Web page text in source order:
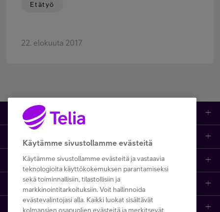
Etätyö
22. elokuuta 2017
Tuotteet
IT-palvelut
Yrittäjän palvelut
Julkishallinnolle
Etusivu
Yhteystiedot
Paikalliset yritysmyyjät
Opi ja inspiroidu
Artikkelit
Telia
Telia
Telia Finland
Käytämme sivustollamme evästeitä
Käytämme sivustollamme evästeitä ja vastaavia
teknologioita käyttökokemuksen parantamiseksi
sekä toiminnallisiin, tilastollisiin ja
markkinointitarkoituksiin. Voit hallinnoida
evästevalintojasi alla. Kaikki luokat sisältävät
kolmansien osapuolien evästeitä ja merkitsevät